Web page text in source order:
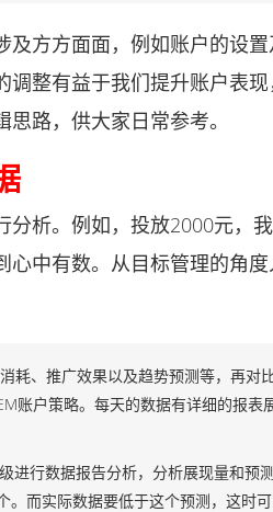
方面面，例如账户的设置
整有益于我们提升账户表
路，供大家日常参考。
。例如，投放2000元，
中有数。从目标管理的角
耗、推广效果以及趋势预测等，再对
账户策略。每天的数据有详细的报表
行数据报告分析，分析展现量和预
而实际数据要低于这个预测，这时